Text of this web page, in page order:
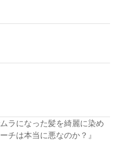
ムラになった髪を綺麗に染め
チは本当に悪なのか？』